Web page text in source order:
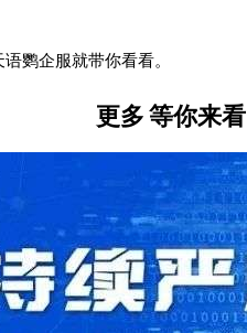
鹦企服就带你看看。
更多等你来看